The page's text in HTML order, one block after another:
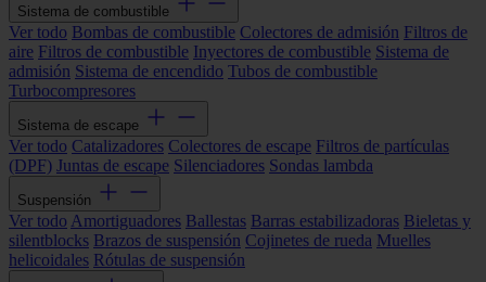
Sistema de combustible
Ver todo Bombas de combustible Colectores de admisión Filtros de
aire Filtros de combustible Inyectores de combustible Sistema de
admisión Sistema de encendido Tubos de combustible
Turbocompresores
Sistema de escape
Ver todo Catalizadores Colectores de escape Filtros de partículas
(DPF) Juntas de escape Silenciadores Sondas lambda
Suspensión
Ver todo Amortiguadores Ballestas Barras estabilizadoras Bieletas y
silentblocks Brazos de suspensión Cojinetes de rueda Muelles
helicoidales Rótulas de suspensión